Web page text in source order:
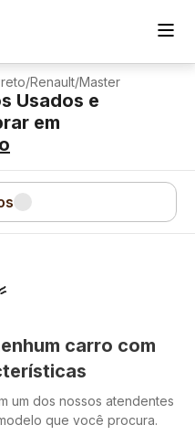
/Renault/Master
Usados e
em
carro com
um dos nossos atendentes
que você procura.